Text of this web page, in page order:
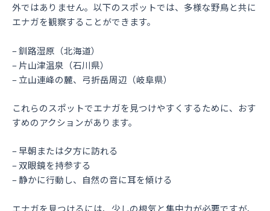
外ではありません。以下のスポットでは、多様な野鳥と共に
エナガを観察することができます。
– 釧路湿原（北海道）
– 片山津温泉（石川県）
– 立山連峰の麓、弓折岳周辺（岐阜県）
これらのスポットでエナガを見つけやすくするために、おす
すめのアクションがあります。
– 早朝または夕方に訪れる
– 双眼鏡を持参する
– 静かに行動し、自然の音に耳を傾ける
エナガを見つけるには、少しの根気と集中力が必要ですが、